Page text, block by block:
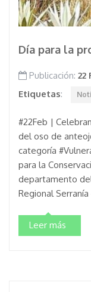
Día para la
Publicación: 22
Etiquetas:
#22Feb |
del oso de
categoría
para la
departamento
Regional
Leer más